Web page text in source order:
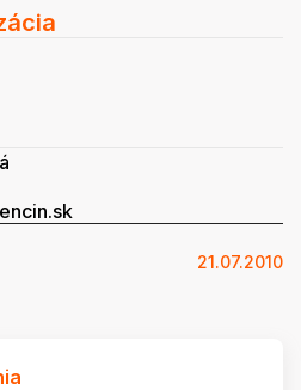
21.07.2010